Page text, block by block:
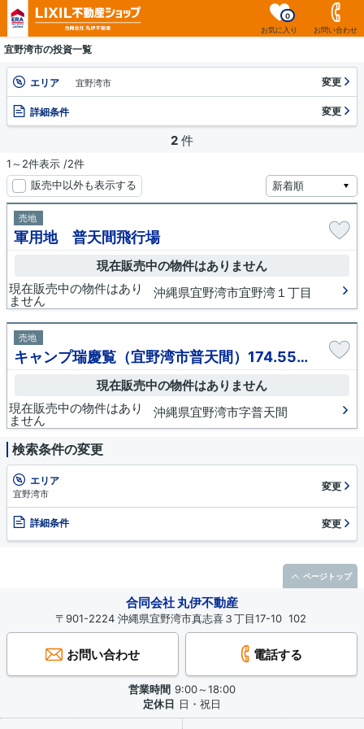
お気に入り
0
お問い合わせ
宜野湾市の投資一覧
エリア 宜野湾市 変更
詳細条件 変更
2 件
1～2件表示 /2件
販売中以外も表示する
売地
軍用地 普天間飛行場
現在販売中の物件はありません
現在販売中の物件はあり
ません
沖縄県宜野湾市宜野湾１丁目
売地
キャンプ瑞慶覧（宜野湾市普天間）174.55㎡
現在販売中の物件はありません
現在販売中の物件はあり
ません
沖縄県宜野湾市字普天間
検索条件の変更
エリア
宜野湾市
変更
詳細条件 変更
合同会社 丸伊不動産
〒901-2224 沖縄県宜野湾市真志喜３丁目17-10 102
お問い合わせ 電話する
営業時間 9:00～18:00
定休日 日・祝日
ページトップ